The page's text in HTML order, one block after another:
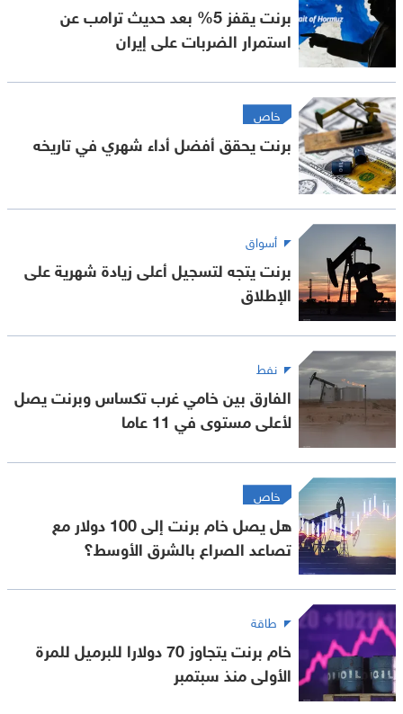
برنت يقفز 5% بعد حديث ترامب عن
استمرار الضربات على إيران
خاص
برنت يحقق أفضل أداء شهري في تاريخه
أسواق
برنت يتجه لتسجيل أعلى زيادة شهرية على
الإطلاق
نفط
الفارق بين خامي غرب تكساس وبرنت يصل
لأعلى مستوى في 11 عاما
خاص
هل يصل خام برنت إلى 100 دولار مع
تصاعد الصراع بالشرق الأوسط؟
طاقة
خام برنت يتجاوز 70 دولارا للبرميل للمرة
الأولى منذ سبتمبر